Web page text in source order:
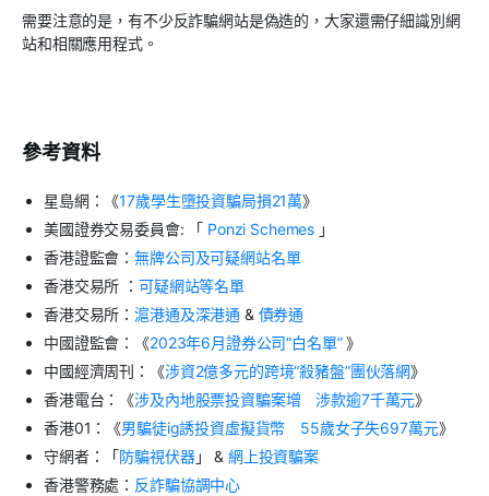
需要注意的是，有不少反詐騙網站是偽造的，大家還需仔細識別網
站和相關應用程式。
參考資料
星島網：《17歲學生墮投資騙局損21萬》
美國證券交易委員會: 「 Ponzi Schemes 」
香港證監會：無牌公司及可疑網站名單
香港交易所 ： 可疑網站等名單
香港交易所：滬港通及深港通 & 債券通
中國證監會：《2023年6月證券公司“白名單”》
中國經濟周刊：《涉資2億多元的跨境“殺豬盤”團伙落網》
香港電台：《涉及內地股票投資騙案增 涉款逾7千萬元》
香港01：《男騙徒ig誘投資虛擬貨幣 55歲女子失697萬元》
守網者：「防騙視伏器」 & 網上投資騙案
香港警務處： 反詐騙協調中心